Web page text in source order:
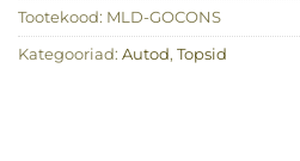
Tootekood: MLD-GOCONS
Kategooriad: Autod, Topsid